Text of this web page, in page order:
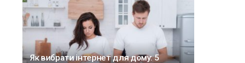
Як вибрати інтернет для дому: 5